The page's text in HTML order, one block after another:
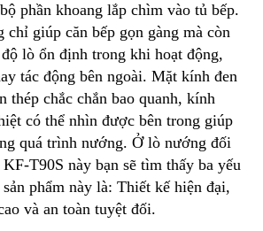
phần khoang lắp chìm vào tủ bếp.
chỉ giúp căn bếp gọn gàng mà còn
lò ổn định trong khi hoạt động,
tác động bên ngoài. Mặt kính đen
thép chắc chắn bao quanh, kính
có thể nhìn được bên trong giúp
quá trình nướng. Ở lò nướng đối
T90S này bạn sẽ tìm thấy ba yếu
phẩm này là: Thiết kế hiện đại,
và an toàn tuyệt đối.